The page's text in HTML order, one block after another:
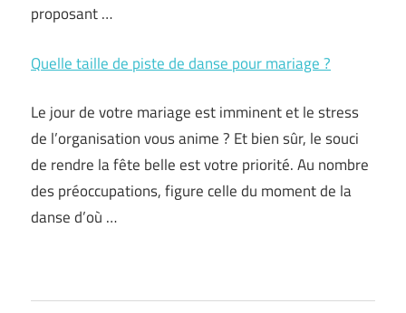
proposant …
Quelle taille de piste de danse pour mariage ?
Le jour de votre mariage est imminent et le stress
de l’organisation vous anime ? Et bien sûr, le souci
de rendre la fête belle est votre priorité. Au nombre
des préoccupations, figure celle du moment de la
danse d’où …